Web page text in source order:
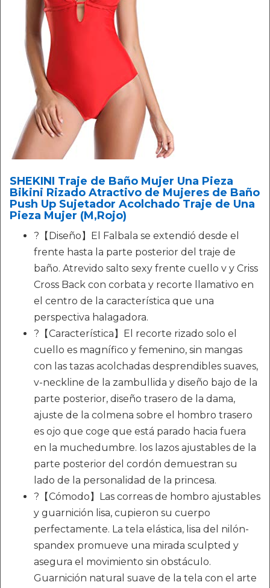
SHEKINI Traje de Baño Mujer Una Pieza
Bikini Rizado Atractivo de Mujeres de Baño
Push Up Sujetador Acolchado Traje de Una
Pieza Mujer (M,Rojo)
?【Diseño】El Falbala se extendió desde el
frente hasta la parte posterior del traje de
baño. Atrevido salto sexy frente cuello v y Criss
Cross Back con corbata y recorte llamativo en
el centro de la característica que una
perspectiva halagadora.
?【Característica】El recorte rizado solo el
cuello es magnífico y femenino, sin mangas
con las tazas acolchadas desprendibles suaves,
v-neckline de la zambullida y diseño bajo de la
parte posterior, diseño trasero de la dama,
ajuste de la colmena sobre el hombro trasero
es ojo que coge que está parado hacia fuera
en la muchedumbre. los lazos ajustables de la
parte posterior del cordón demuestran su
lado de la personalidad de la princesa.
?【Cómodo】Las correas de hombro ajustables
y guarnición lisa, cupieron su cuerpo
perfectamente. La tela elástica, lisa del nilón-
spandex promueve una mirada sculpted y
asegura el movimiento sin obstáculo.
Guarnición natural suave de la tela con el arte